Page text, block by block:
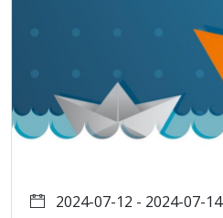
2024-07-12 - 2024-07-14